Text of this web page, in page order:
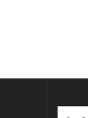
Suchen